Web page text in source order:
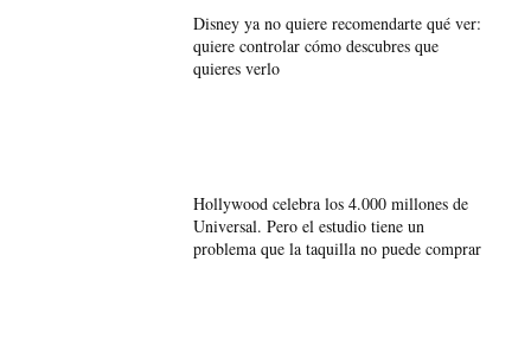
Disney ya no quiere recomendarte qué ver:
quiere controlar cómo descubres que
quieres verlo
Hollywood celebra los 4.000 millones de
Universal. Pero el estudio tiene un
problema que la taquilla no puede comprar